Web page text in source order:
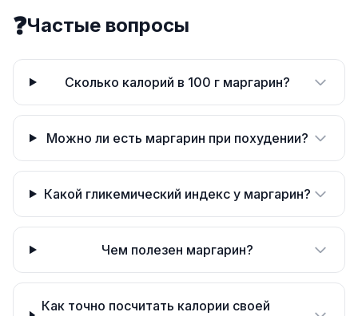
❓Частые вопросы
Сколько калорий в 100 г маргарин?
Можно ли есть маргарин при похудении?
Какой гликемический индекс у маргарин?
Чем полезен маргарин?
Как точно посчитать калории своей